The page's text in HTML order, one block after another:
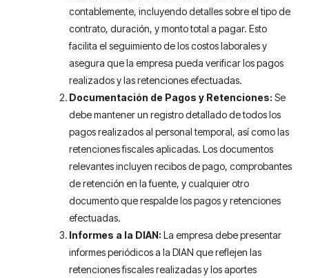
contablemente, incluyendo detalles sobre el tipo de
contrato, duración, y monto total a pagar. Esto
facilita el seguimiento de los costos laborales y
asegura que la empresa pueda verificar los pagos
realizados y las retenciones efectuadas.
Documentación de Pagos y Retenciones: Se
debe mantener un registro detallado de todos los
pagos realizados al personal temporal, así como las
retenciones fiscales aplicadas. Los documentos
relevantes incluyen recibos de pago, comprobantes
de retención en la fuente, y cualquier otro
documento que respalde los pagos y retenciones
efectuadas.
Informes a la DIAN: La empresa debe presentar
informes periódicos a la DIAN que reflejen las
retenciones fiscales realizadas y los aportes